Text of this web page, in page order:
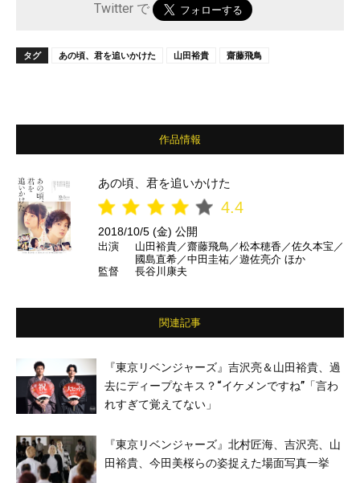
Twitter で
タグ あの頃、君を追いかけた 山田裕貴 齋藤飛鳥
作品情報
あの頃、君を追いかけた
4.4
2018/10/5 (金) 公開
出演
山田裕貴／齋藤飛鳥／松本穂香／佐久本宝／
國島直希／中田圭祐／遊佐亮介 ほか
監督
長谷川康夫
関連記事
『東京リベンジャーズ』吉沢亮＆山田裕貴、過
去にディープなキス？“イケメンですね”「言わ
れすぎて覚えてない」
『東京リベンジャーズ』北村匠海、吉沢亮、山
田裕貴、今田美桜らの姿捉えた場面写真一挙